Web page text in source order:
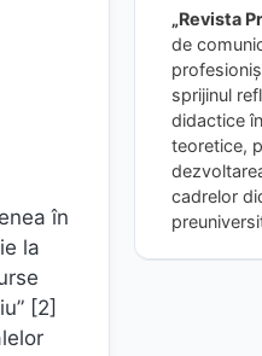
în
la
[2]
„Revista
de
sprijinul
didactice
teoretice,
cadrelor